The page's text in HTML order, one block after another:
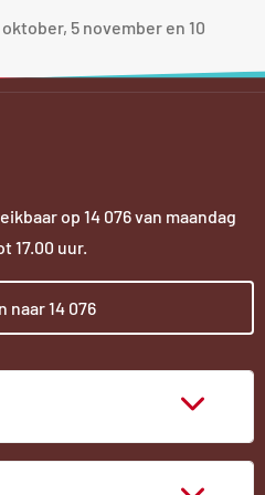
5 november en 10
op 14 076van maandag
17.00 uur.
naar 14 076